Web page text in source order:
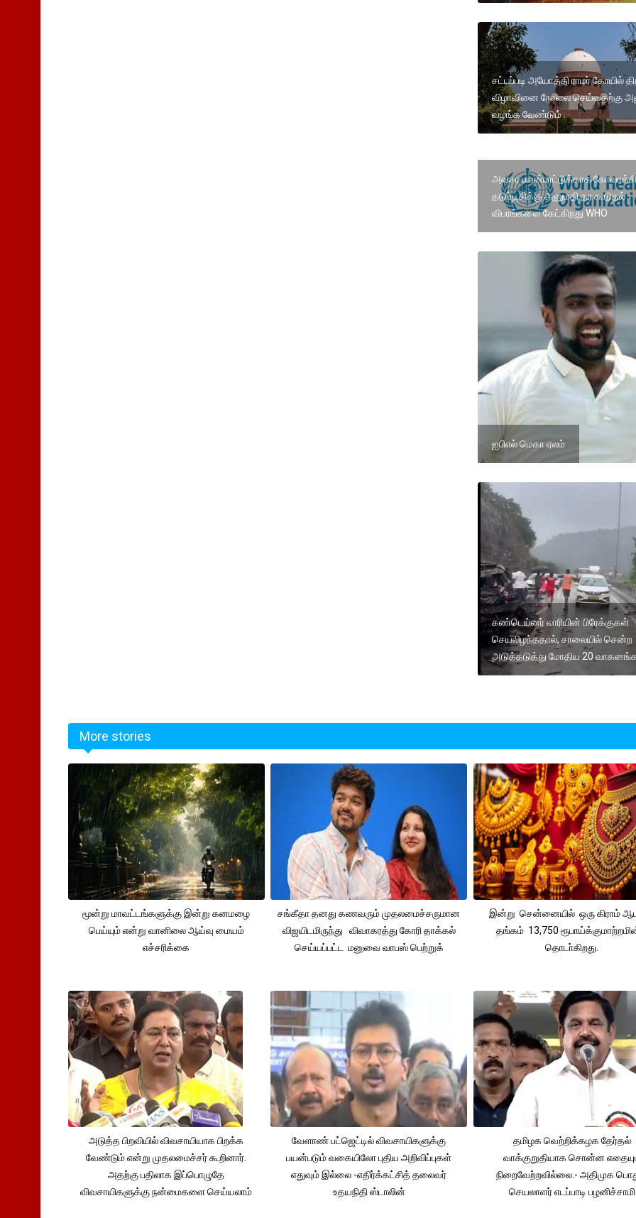
சட்டப்படி அயோத்தி ராமர் கோயில்
விழாவினை நேரலை செய்வதற்கு
வழங்க வேண்டும் .
அவசர பயன்பாட்டுக்காக
தடுப்பூசிக்கு அனுமதி தர கூடுதல்
விபரங்களை கேட்கிறது WHO
ஐபிஎல் மெகா ஏலம்
கண்டெய்னர் லாரியின் பிரேக்குகள்
செயலிழந்ததால், சாலையில் சென்ற
அடுத்தடுத்து மோதிய 20
More stories
மூன்று மாவட்டங்களுக்கு இன்று கனமழை
பெய்யும் என்று வானிலை ஆய்வு மையம்
எச்சரிக்கை
சங்கீதா தனது கணவரும் முதலமைச்சருமான
விஜயிடமிருந்து விவாகரத்து கோரி தாக்கல்
செய்யப்பட்ட மனுவை வாபஸ் பெற்றுக்
இன்று சென்னையில் ஒரு கிராம்
தங்கம் 13,750
தொடா்கிறது.
அடுத்த பிறவியில் விவசாயியாக பிறக்க
வேண்டும் என்று முதலமைச்சர் கூறினார்.
அதற்கு பதிலாக இப்பொழுதே
விவசாயிகளுக்கு நன்மைகளை செய்யலாம்
வேளாண் பட்ஜெட்டில் விவசாயிகளுக்கு
பயன்படும் வகையிலோ புதிய அறிவிப்புகள்
எதுவும் இல்லை -எதிர்க்கட்சித் தலைவர்
உதயநிதி ஸ்டாலின்
தமிழக வெற்றிக்கழக தேர்தல்
வாக்குறுதியாக சொன்ன
நிறைவேற்றவில்லை.- அதிமுக
செயலாளர் எடப்பாடி பழனிச்சாமி